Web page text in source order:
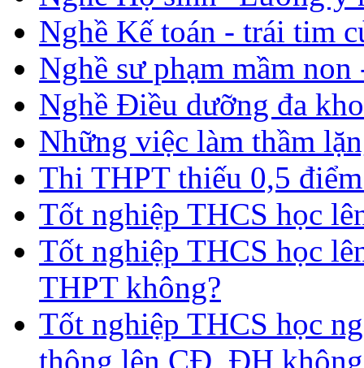
Nghề Kế toán - trái tim
Nghề sư phạm mầm
Nghề Điều dưỡng đa
Những việc làm thầm
Thi THPT thiếu 0,5
Tốt nghiệp THCS học
Tốt nghiệp THCS học
THPT không?
Tốt nghiệp THCS học
thông lên CĐ, ĐH